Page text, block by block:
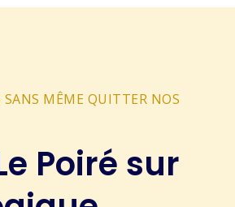
SANS MÊME QUITTER NOS
Poiré sur